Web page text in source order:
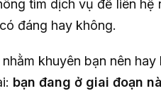
tìm dịch vụ để liên hệ
đáng hay không.
khuyên bạn nên
bạn đang ở giai đoạn